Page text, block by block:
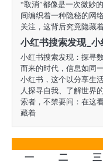
“取消”都像是一次微妙
间编织着一种隐秘的网
关注，这背后究竟隐藏
小红书搜索发现_
小红书搜索发现：探寻
而来的时代，信息如同
小红书，这个以分享生
人探寻自我、了解世界
索者，不禁要问：在这
藏着
一
二 三